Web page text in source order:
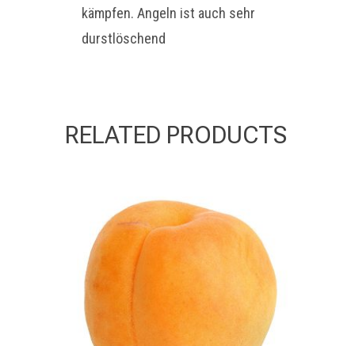
kämpfen. Angeln ist auch sehr
durstlöschend
RELATED PRODUCTS